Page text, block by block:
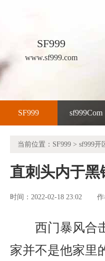
SF999
www.sf999.com
SF999 sf999Com
当前位置： SF999 > sf999开
直刺头内于黑
时间：2022-02-18 23:02 作
西门暴风合
家并不是他家里